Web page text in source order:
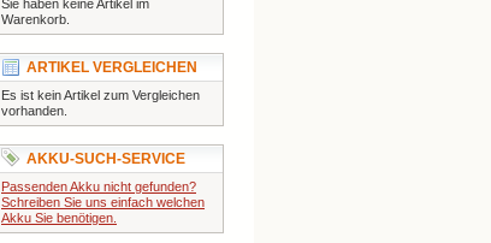
Sie haben keine Artikel im
Warenkorb.
ARTIKEL VERGLEICHEN
Es ist kein Artikel zum Vergleichen
vorhanden.
AKKU-SUCH-SERVICE
Passenden Akku nicht gefunden?
Schreiben Sie uns einfach welchen
Akku Sie benötigen.